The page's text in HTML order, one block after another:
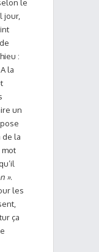
le
jour,
:
la
un
de la
mot
».
les
ça